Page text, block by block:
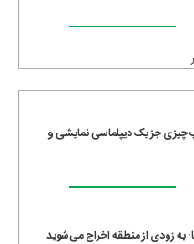
جز یک دیپلماسی نمایشی و
به زودی از منطقه اخراج می‌شوید